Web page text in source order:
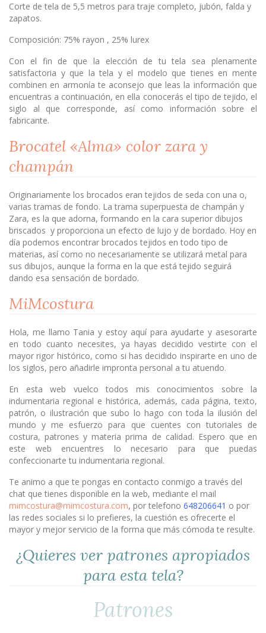
Corte de tela de 5,5 metros para traje completo, jubón, falda y
zapatos.
Composición: 75% rayon , 25% lurex
Con el fin de que la elección de tu tela sea plenamente
satisfactoria y que la tela y el modelo que tienes en mente
combinen en armonía te aconsejo que leas la información que
encuentras a continuación, en ella conocerás el tipo de tejido, el
siglo al que corresponde, así como información sobre el
fabricante.
Brocatel «Alma» color zara y
champán
Originariamente los brocados eran tejidos de seda con una o,
varias tramas de fondo. La trama superpuesta de champán y
Zara, es la que adorna, formando en la cara superior dibujos
briscados y proporciona un efecto de lujo y de bordado. Hoy en
día podemos encontrar brocados tejidos en todo tipo de
materias, así como no necesariamente se utilizará metal para
sus dibujos, aunque la forma en la que está tejido seguirá
dando esa sensación de bordado.
MiMcostura
Hola, me llamo Tania y estoy aquí para ayudarte y asesorarte
en todo cuanto necesites, ya hayas decidido vestirte con el
mayor rigor histórico, como si has decidido inspirarte en uno de
los siglos, pero añadirle impronta personal a tu atuendo.
En esta web vuelco todos mis conocimientos sobre la
indumentaria regional e histórica, además, cada página, texto,
patrón, o ilustración que subo lo hago con toda la ilusión del
mundo y me esfuerzo para que cuentes con tutoriales de
costura, patrones y materia prima de calidad. Espero que en
este web encuentres lo necesario para que puedas
confeccionarte tu indumentaria regional.
Te animo a que te pongas en contacto conmigo a través del
chat que tienes disponible en la web, mediante el mail
mimcostura@mimcostura.com, por telefono 648206641 o por
las redes sociales si lo prefieres, la cuestión es ofrecerte el
mayor y mejor servicio de la forma que más cómoda te resulte.
¿Quieres ver patrones apropiados
para esta tela?
Patrones